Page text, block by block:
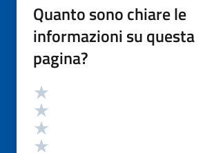
Quanto sono chiare le
informazioni su questa
pagina?
Valutazione